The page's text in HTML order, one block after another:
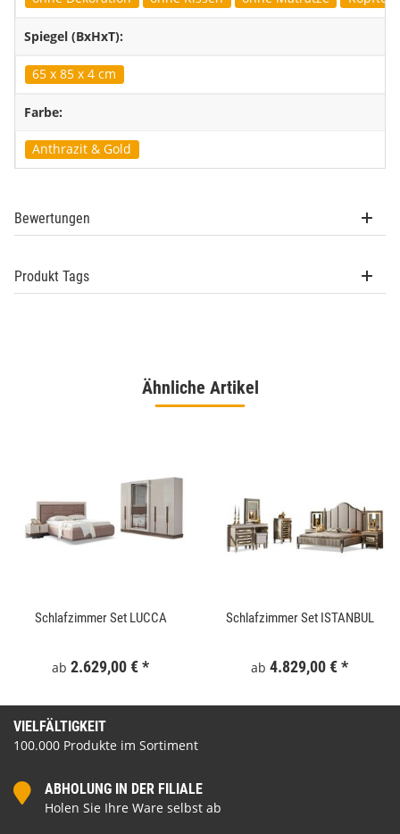
Spiegel (BxHxT):
65 x 85 x 4 cm
Farbe:
Anthrazit & Gold
Bewertungen
Produkt Tags
Ähnliche Artikel
Schlafzimmer Set LUCCA
ab 2.629,00 €*
Schlafzimmer Set ISTANBUL
ab 4.829,00 €*
VIELFÄLTIGKEIT
100.000 Produkte im Sortiment
ABHOLUNG IN DER FILIALE
Holen Sie Ihre Ware selbst ab